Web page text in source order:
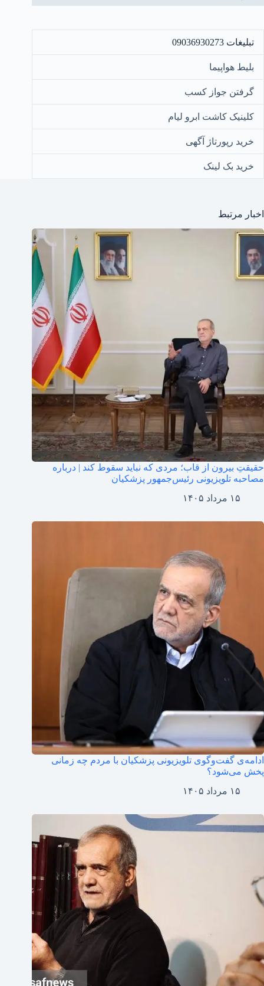
تبلیغات 09036930273
بلیط هواپیما
گرفتن جواز کسب
کلینیک کاشت ابرو لیام
خرید رپورتاژ آگهی
خرید بک لینک
اخبار مرتبط
حقیقتِ بیرون از قاب؛ مردی که نباید سقوط کند | درباره
مصاحبه تلویزیونی رئیس‌جمهور پزشکیان
۱۵ مرداد ۱۴۰۵
ادامه‌ی گفت‌وگوی تلویزیونی پزشکیان با مردم چه زمانی
پخش می‌شود؟
۱۵ مرداد ۱۴۰۵